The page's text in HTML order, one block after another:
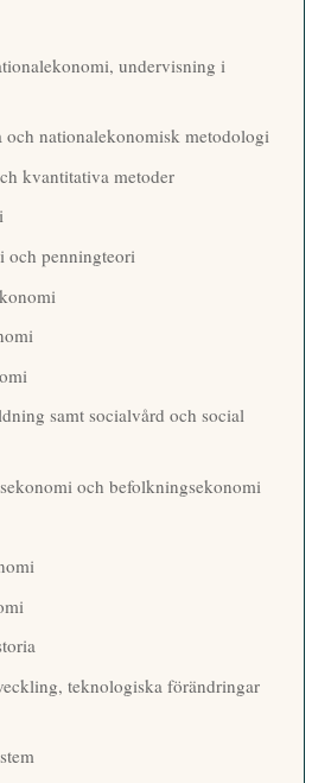
undervisning i
nationalekonomisk metodologi
kvantitativa metoder
och penningteori
samt socialvård och social
och befolkningsekonomi
teknologiska förändringar